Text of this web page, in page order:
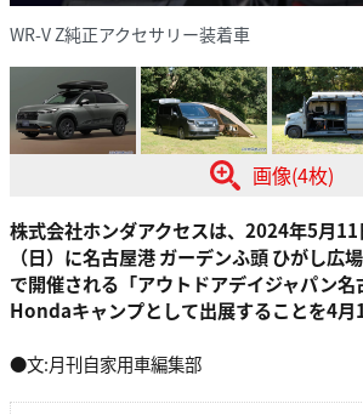
WR-V Z純正アクセサリー装着車
画像(4枚)
株式会社ホンダアクセスは、2024年5月
（日）に名古屋港 ガーデンふ頭 ひがし広
で開催される「アウトドアデイジャパン
Hondaキャンプとして出展することを4月
●文:月刊自家用車編集部